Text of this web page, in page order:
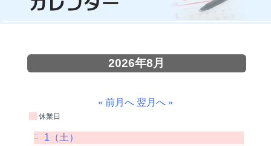
2026年8月
« 前月へ 翌月へ »
休業日
1（土）